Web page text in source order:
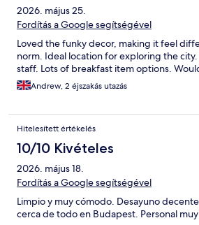
2026. május 25.
Fordítás a Google segítségével
Loved the funky decor, making it feel
norm. Ideal location for exploring the
staff. Lots of breakfast item options.
Andrew, 2 éjszakás utazás
Hitelesített értékelés
10/10 Kivételes
2026. május 18.
Fordítás a Google segítségével
Limpio y muy cómodo. Desayuno
cerca de todo en Budapest. Personal